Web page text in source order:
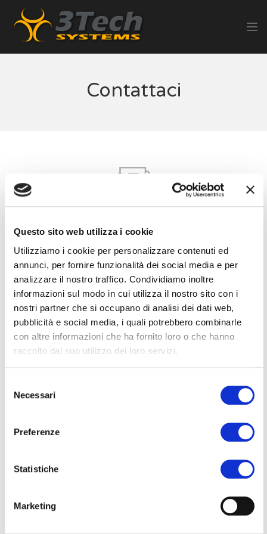
Questo sito web utilizza i cookie
Utilizziamo i cookie per personalizzare contenuti ed
annunci, per fornire funzionalità dei social media e per
analizzare il nostro traffico. Condividiamo inoltre
informazioni sul modo in cui utilizza il nostro sito con i
nostri partner che si occupano di analisi dei dati web,
pubblicità e social media, i quali potrebbero combinarle
con altre informazioni che ha fornito loro o che hanno
raccolto dal suo utilizzo dei loro servizi.
delNecessari
Preferenze
Statistiche
Marketing
Contattaci
Per l’elevata automazione dei processi
aziendali il miglior modo per contattarci è
quello di aprire un ticket. L’evasione del ticket
è gestita in 24/48 ore nei giorni feriali.
Per i clienti:Area assistenza (Tecnica e
commerciale)
Per rivendere i nostri prodotti:
Compila il form